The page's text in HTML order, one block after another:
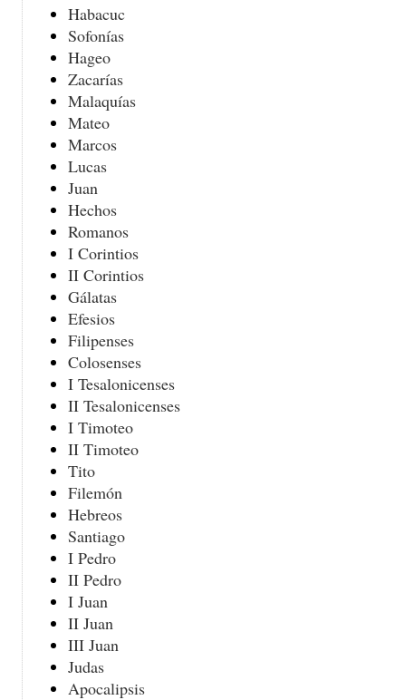
Habacuc
Sofonías
Hageo
Zacarías
Malaquías
Mateo
Marcos
Lucas
Juan
Hechos
Romanos
I Corintios
II Corintios
Gálatas
Efesios
Filipenses
Colosenses
I Tesalonicenses
II Tesalonicenses
I Timoteo
II Timoteo
Tito
Filemón
Hebreos
Santiago
I Pedro
II Pedro
I Juan
II Juan
III Juan
Judas
Apocalipsis